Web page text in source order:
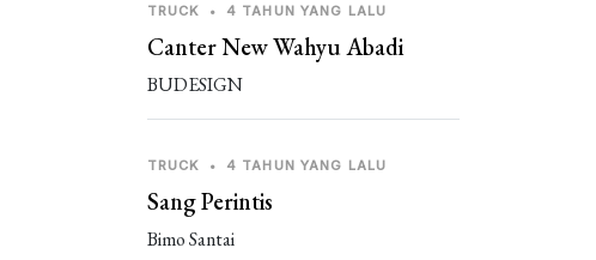
TRUCK • 4 TAHUN YANG LALU
Canter New Wahyu Abadi
BUDESIGN
TRUCK • 4 TAHUN YANG LALU
Sang Perintis
Bimo Santai